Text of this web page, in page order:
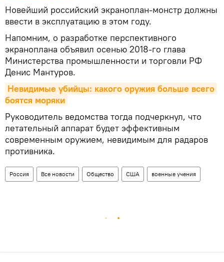
Новейший российский экраноплан-монстр должны
ввести в эксплуатацию в этом году.
Напомним, о разработке перспективного
экраноплана объявил осенью 2018-го глава
Министерства промышленности и торговли РФ
Денис Мантуров.
Невидимые убийцы: какого оружия больше всего
боятся моряки
Руководитель ведомства тогда подчеркнул, что
летательный аппарат будет эффективным
современным оружием, невидимым для радаров
противника.
Россия Все новости Общество США военные учения